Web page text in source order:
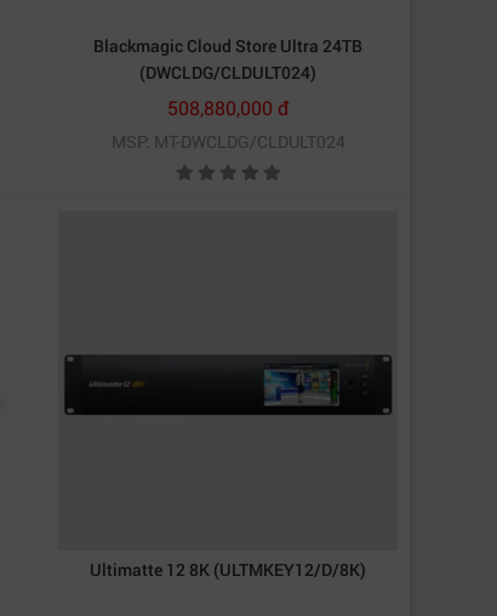
Blackmagic Cloud Store Ultra 24TB
(DWCLDG/CLDULT024)
508,880,000 đ
MSP: MT-DWCLDG/CLDULT024
Ultimatte 12 8K (ULTMKEY12/D/8K)